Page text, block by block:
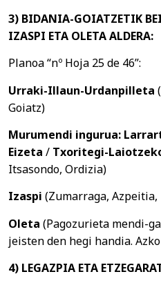
3) BIDANIA-GOIATZETIK
IZASPI ETA OLETA ALDERA:
Planoa “nº Hoja 25 de 46”:
Urraki-Illaun-Urdanpilleta
Goiatz)
Murumendi ingurua:
Eizeta / Txoritegi-
Itsasondo, Ordizia)
Izaspi (Zumarraga, Azpeitia,
Oleta (Pagozurieta mendi-
jeisten den hegi handia.
4) LEGAZPIA ETA